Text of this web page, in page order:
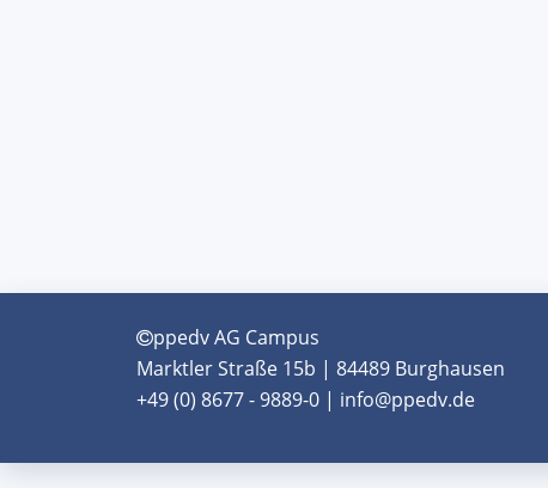
ppedv AG Campus
Marktler Straße 15b | 84489 Burghausen
+49 (0) 8677 - 9889-0 | info@ppedv.de